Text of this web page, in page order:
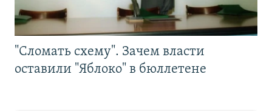
"Сломать схему". Зачем власти
оставили "Яблоко" в бюллетене